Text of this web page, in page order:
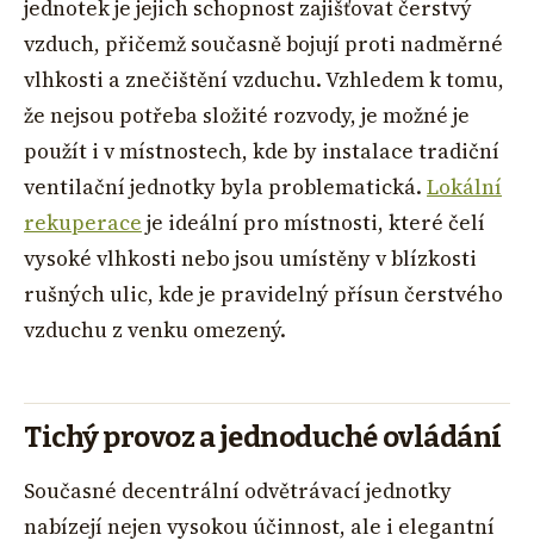
jednotek je jejich schopnost zajišťovat čerstvý
vzduch, přičemž současně bojují proti nadměrné
vlhkosti a znečištění vzduchu. Vzhledem k tomu,
že nejsou potřeba složité rozvody, je možné je
použít i v místnostech, kde by instalace tradiční
ventilační jednotky byla problematická. Lokální
rekuperace je ideální pro místnosti, které čelí
vysoké vlhkosti nebo jsou umístěny v blízkosti
rušných ulic, kde je pravidelný přísun čerstvého
vzduchu z venku omezený.
Tichý provoz a jednoduché ovládání
Současné decentrální odvětrávací jednotky
nabízejí nejen vysokou účinnost, ale i elegantní